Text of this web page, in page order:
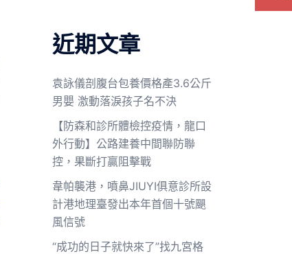
近期文章
袁詠儀剖腹台包養價格產3.6公斤
男嬰 激動落淚孩子名不決
【防森和診所體檢控疫情，龍口
外行動】公路建養中間聯防聯
控，果斷打贏阻擊戰
韋帕襲港，噴鼻JIUYI俱意診所設
計港地理臺發出本年首個十號颶
風信號
“成功的日子就快來了”找九宮格